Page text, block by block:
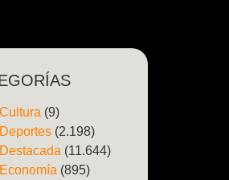
Cultura (9)
Deportes (2.198)
Destacada (11.644)
Economía (895)